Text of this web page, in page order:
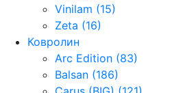
Vinilam (15)
Zeta (16)
Ковролин
Arc Edition (83)
Balsan (186)